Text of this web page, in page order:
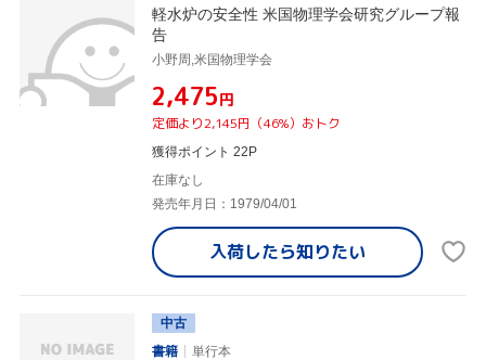
軽水炉の安全性 米国物理学会研究グループ報
告
小野周,米国物理学会
¥2,475円
定価より2,145円（46%）おトク
獲得ポイント 22P
在庫なし
発売年月日：1979/04/01
入荷したら知りたい
中古
書籍
単行本